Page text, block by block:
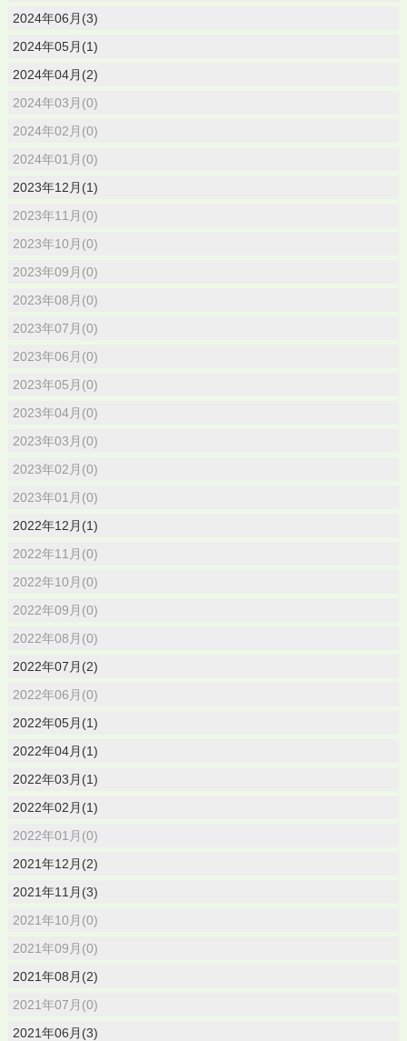
2024年06月(3)
2024年05月(1)
2024年04月(2)
2024年03月(0)
2024年02月(0)
2024年01月(0)
2023年12月(1)
2023年11月(0)
2023年10月(0)
2023年09月(0)
2023年08月(0)
2023年07月(0)
2023年06月(0)
2023年05月(0)
2023年04月(0)
2023年03月(0)
2023年02月(0)
2023年01月(0)
2022年12月(1)
2022年11月(0)
2022年10月(0)
2022年09月(0)
2022年08月(0)
2022年07月(2)
2022年06月(0)
2022年05月(1)
2022年04月(1)
2022年03月(1)
2022年02月(1)
2022年01月(0)
2021年12月(2)
2021年11月(3)
2021年10月(0)
2021年09月(0)
2021年08月(2)
2021年07月(0)
2021年06月(3)